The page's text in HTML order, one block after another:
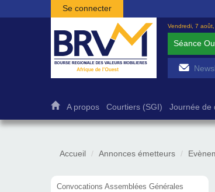
Aller au contenu principal
Se connecter
Vendredi, 7
Séance
A propos Courtiers (SGI) Journée de
Accueil Annonces émetteurs
Convocations Assemblées Générales